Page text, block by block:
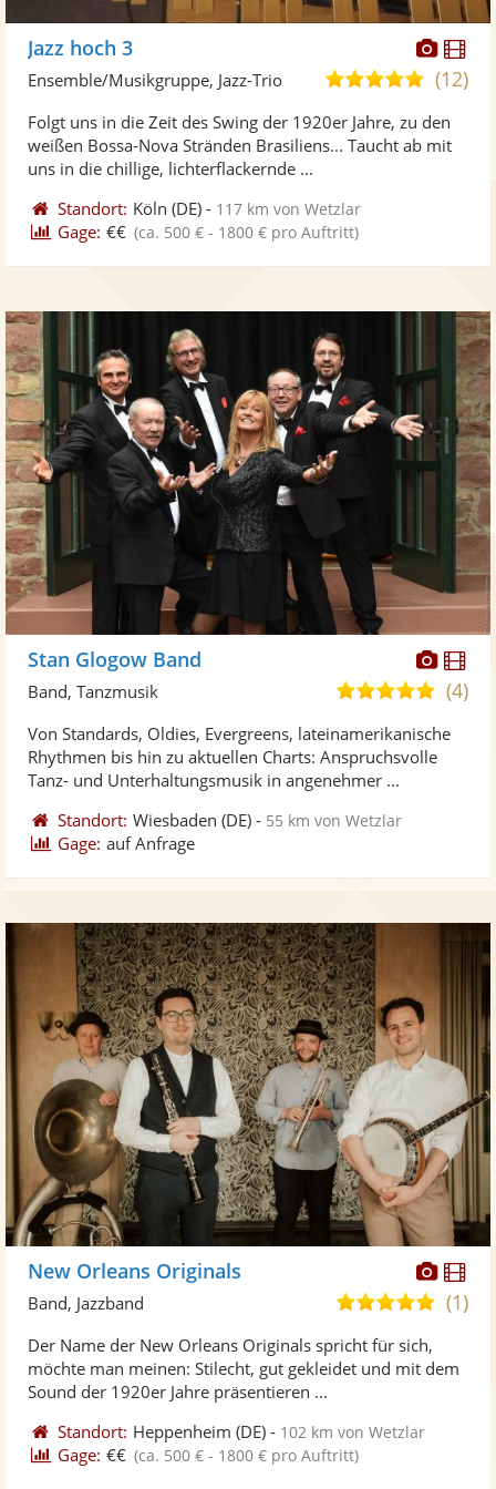
Fotos
Jazz hoch 3
4,9
5
(12)
Ensemble/Musikgruppe, Jazz-Trio
Folgt uns in die Zeit des Swing der 1920er Jahre, zu den
weißen Bossa-Nova Stränden Brasiliens... Taucht ab mit
uns in die chillige, lichterflackernde ...
Standort: Köln (DE) - 117 km von Wetzlar
Gage: €€ (ca. 500 € - 1800 € pro Auftritt)
Fotos
Stan Glogow Band
5,0
5
(4)
Band, Tanzmusik
Von Standards, Oldies, Evergreens, lateinamerikanische
Rhythmen bis hin zu aktuellen Charts: Anspruchsvolle
Tanz- und Unterhaltungsmusik in angenehmer ...
Standort: Wiesbaden (DE) - 55 km von Wetzlar
Gage: auf Anfrage
New Orleans Originals
5,0(1)
Band, Jazzband
Der Name der New Orleans Originals spricht für sich,
möchte man meinen: Stilecht, gut gekleidet und mit dem
Sound der 1920er Jahre präsentieren ...
Standort: Heppenheim (DE) - 102 km von Wetzlar
Gage: €€ (ca. 500 € - 1800 € pro Auftritt)